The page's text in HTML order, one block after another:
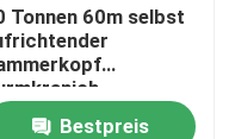
Tonnen 60m selbst
Bestpreis